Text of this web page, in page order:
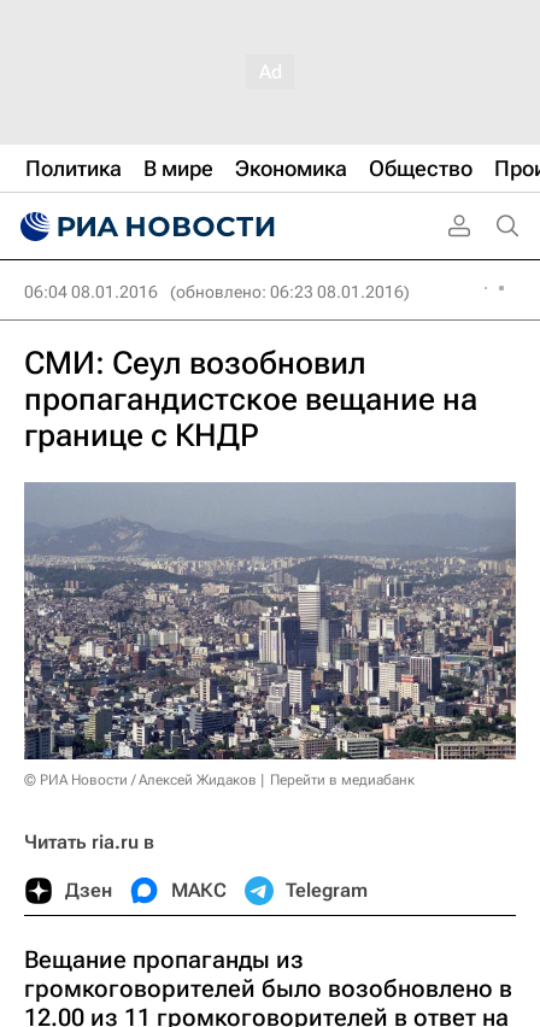
Политика В мире Экономика Общество
06:04 08.01.2016 (обновлено: 06:23 08.01.2016)
СМИ: Сеул возобновил
пропагандистское вещание на
границе с КНДР
© РИА Новости / Алексей Жидаков Перейти в медиабанк
Читать ria.ru в
Дзен МАКС Telegram
Вещание пропаганды из
громкоговорителей было возобновлено в
12.00 из 11 громкоговорителей в ответ на